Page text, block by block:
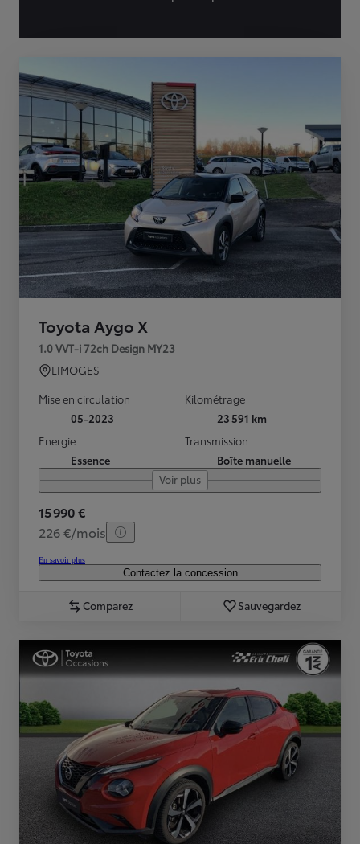
Toyota Aygo X
1.0 VVT-i 72ch Design MY23
LIMOGES
Mise en circulation
05-2023
Kilométrage
23 591 km
Energie
Essence
Transmission
Boîte manuelle
Voir plus
15 990 €
226 €/mois
En savoir plus
Contactez la concession
Comparez Sauvegardez